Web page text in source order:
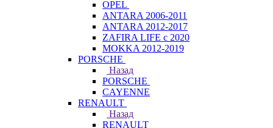
OPEL
ANTARA 2006-2011
ANTARA 2012-2017
ZAFIRA LIFE с 2020
MOKKA 2012-2019
PORSCHE
Назад
PORSCHE
CAYENNE
RENAULT
Назад
RENAULT